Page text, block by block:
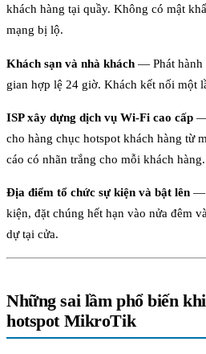
khách hàng tại quầy. Không có mật
mạng bị lộ.
Khách sạn và nhà khách — Phát hành
gian hợp lệ 24 giờ. Khách kết nối một
ISP xây dựng dịch vụ Wi-Fi cao cấp —
cho hàng chục hotspot khách hàng từ
cáo có nhãn trắng cho mỗi khách hàng.
Địa điểm tổ chức sự kiện và bật lên —
kiện, đặt chúng hết hạn vào nửa đêm
dự tại cửa.
Những sai lầm phổ biến
hotspot MikroTik